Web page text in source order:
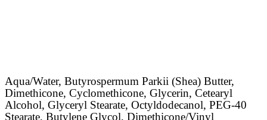
Aqua/Water, Butyrospermum Parkii (Shea) Butter,
Dimethicone, Cyclomethicone, Glycerin, Cetearyl
Alcohol, Glyceryl Stearate, Octyldodecanol, PEG-40
Stearate, Butylene Glycol, Dimethicone/Vinyl